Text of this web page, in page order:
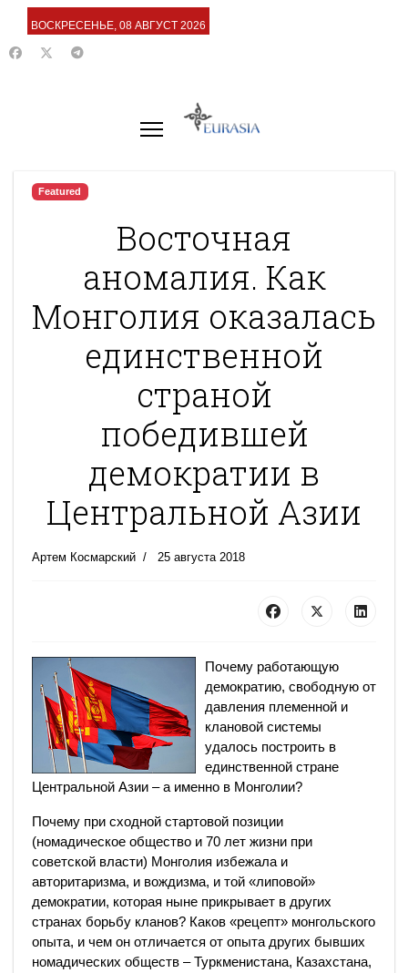
ВОСКРЕСЕНЬЕ, 08 АВГУСТ 2026
Featured
Восточная
аномалия. Как
Монголия оказалась
единственной
страной
победившей
демократии в
Центральной Азии
Артем Космарский 25 августа 2018
Почему работающую
демократию, свободную от
давления племенной и
клановой системы
удалось построить в
единственной стране
Центральной Азии – а именно в Монголии?
Почему при сходной стартовой позиции
(номадическое общество и 70 лет жизни при
советской власти) Монголия избежала и
авторитаризма, и вождизма, и той «липовой»
демократии, которая ныне прикрывает в других
странах борьбу кланов? Каков «рецепт» монгольского
опыта, и чем он отличается от опыта других бывших
номадических обществ – Туркменистана, Казахстана,